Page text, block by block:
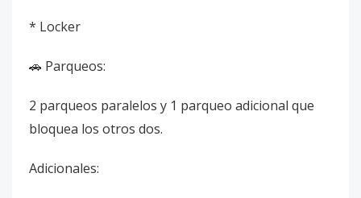
* Locker
🚗 Parqueos:
2 parqueos paralelos y 1 parqueo adicional que
bloquea los otros dos.
Adicionales: